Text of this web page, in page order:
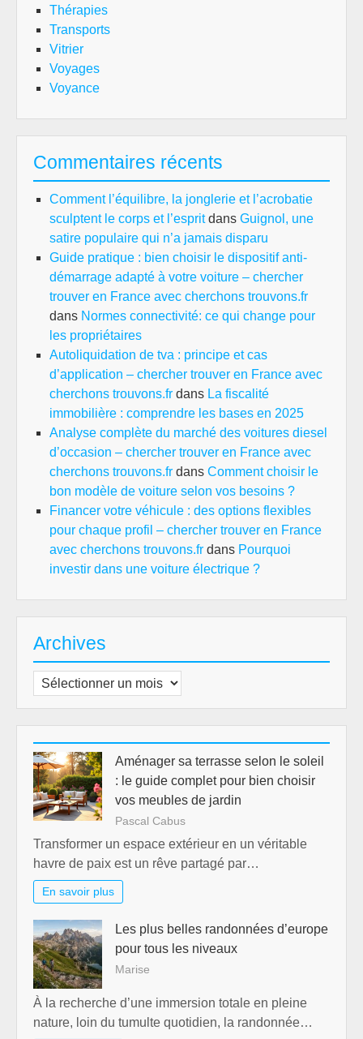
Thérapies
Transports
Vitrier
Voyages
Voyance
Commentaires récents
Comment l’équilibre, la jonglerie et l’acrobatie
sculptent le corps et l’espritdans Guignol, une
satire populaire qui n’a jamais disparu
Guide pratique : bien choisir le dispositif anti-
démarrage adapté à votre voiture – chercher
trouver en France avec cherchons trouvons.fr
dans Normes connectivité: ce qui change pour
les propriétaires
Autoliquidation de tva : principe et cas
d’application – chercher trouver en France avec
cherchons trouvons.fr dans La fiscalité
immobilière : comprendre les bases en 2025
Analyse complète du marché des voitures diesel
d’occasion – chercher trouver en France avec
cherchons trouvons.fr dans Comment choisir le
bon modèle de voiture selon vos besoins ?
Financer votre véhicule : des options flexibles
pour chaque profil – chercher trouver en France
avec cherchons trouvons.fr dans Pourquoi
investir dans une voiture électrique ?
Archives
Archives
Aménager sa terrasse selon le soleil
: le guide complet pour bien choisir
vos meubles de jardin
Pascal Cabus
Transformer un espace extérieur en un véritable
havre de paix est un rêve partagé par…
En savoir plus
Les plus belles randonnées d’europe
pour tous les niveaux
Marise
À la recherche d’une immersion totale en pleine
nature, loin du tumulte quotidien, la randonnée…